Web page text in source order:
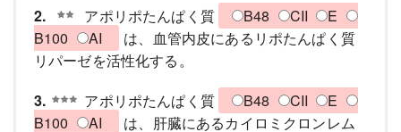
2.
アポリポたんぱく質 B48 CII
E
B100
AI
は、血管内皮にあるリポたんぱく質
リパーゼを活性化する。
3.
アポリポたんぱく質 B48 CII
E
B100
AI
は、肝臓にあるカイロミクロンレム